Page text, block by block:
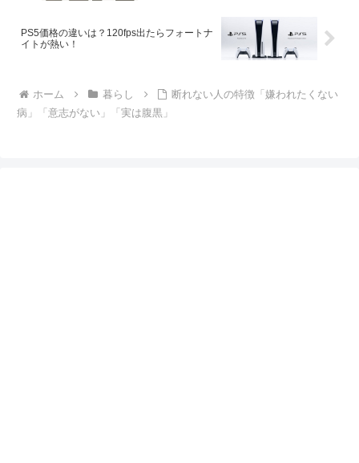
PS5価格の違いは？120fps出たらフォートナ
イトが熱い！
ホーム 暮らし
断れない人の特徴「嫌われたくない
病」「意志がない」「実は腹黒」